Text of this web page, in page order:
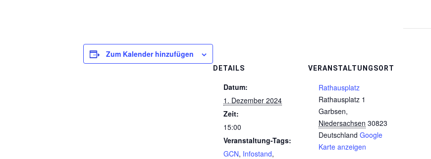
Zum Kalender hinzufügen
DETAILS
Datum:
1. Dezember 2024
Zeit:
15:00
Veranstaltung-Tags:
GCN, Infostand,
VERANSTALTUNGSORT
Rathausplatz
Rathausplatz 1
Garbsen,
Niedersachsen 30823
Deutschland Google
Karte anzeigen